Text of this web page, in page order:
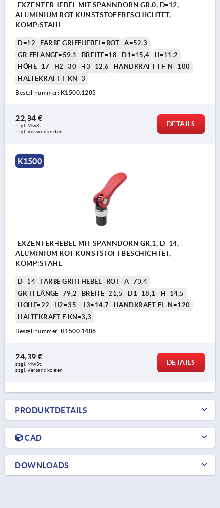
EXZENTERHEBEL MIT SPANNDORN GR.0, D=12,
ALUMINIUM ROT KUNSTSTOFFBESCHICHTET,
KOMP:STAHL
D=12 FARBE GRIFFHEBEL=ROT
A=52,3
GRIFFLÄNGE=59,1
BREITE=18 D1=15,4
H=11,2
HÖHE=17
H2=30 H3=12,6
HANDKRAFT FH N=100
HALTEKRAFT F KN=3
Bestellnummer: K1500.1205
22,84 €
zzgl. MwSt.
zzgl. Versandkosten
DETAILS
K1500
EXZENTERHEBEL MIT SPANNDORN GR.1, D=14,
ALUMINIUM ROT KUNSTSTOFFBESCHICHTET,
KOMP:STAHL
D=14 FARBE GRIFFHEBEL=ROT
A=70,4
GRIFFLÄNGE=79,2
BREITE=21,5 D1=18,1
H=14,5
HÖHE=22
H2=35 H3=14,7
HANDKRAFT FH N=120
HALTEKRAFT F KN=3,3
Bestellnummer: K1500.1406
24,39 €
zzgl. MwSt.
zzgl. Versandkosten
DETAILS
PRODUKTDETAILS
CAD
DOWNLOADS